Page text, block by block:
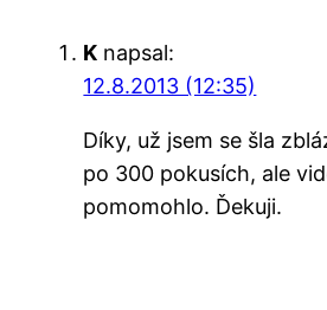
K napsal:
12.8.2013 (12:35)
Díky, už jsem se šla
po 300 pokusích, ale
pomomohlo. Ďekuji.